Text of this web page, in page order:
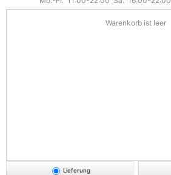
Warenkorb ist leer
Lieferung